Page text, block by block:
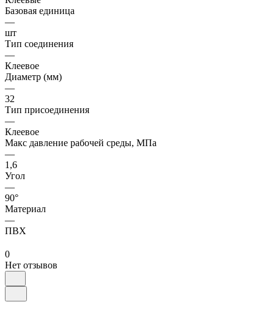
Базовая единица
—
шт
Тип соединения
—
Клеевое
Диаметр (мм)
—
32
Тип присоединения
—
Клеевое
Макс давление рабочей среды, МПа
—
1,6
Угол
—
90°
Материал
—
ПВХ
0
Нет отзывов